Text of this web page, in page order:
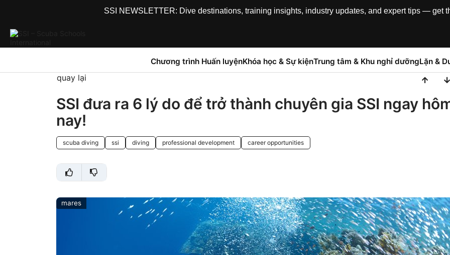
SSI NEWSLETTER: Dive destinations, training insights, industry updates, and expert tips — get
Chương trình Huấn luyệnKhóa học & Sự kiệnTrung tâm & Khu nghỉ dưỡngLặn &
quay lại
SSI đưa ra 6 lý do để trở thành chuyên gia SSI ngay
nay!
scuba diving ssi diving professional development career opportunities
mares